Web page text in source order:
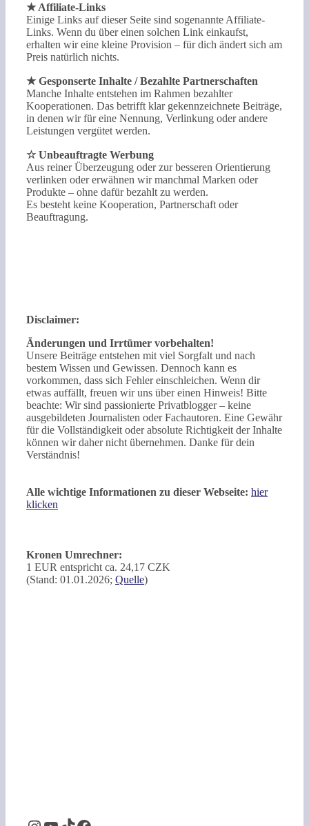
★ Affiliate-Links
Einige Links auf dieser Seite sind sogenannte Affiliate-
Links. Wenn du über einen solchen Link einkaufst,
erhalten wir eine kleine Provision – für dich ändert sich am
Preis natürlich nichts.
★ Gesponserte Inhalte / Bezahlte Partnerschaften
Manche Inhalte entstehen im Rahmen bezahlter
Kooperationen. Das betrifft klar gekennzeichnete Beiträge,
in denen wir für eine Nennung, Verlinkung oder andere
Leistungen vergütet werden.
☆ Unbeauftragte Werbung
Aus reiner Überzeugung oder zur besseren Orientierung
verlinken oder erwähnen wir manchmal Marken oder
Produkte – ohne dafür bezahlt zu werden.
Es besteht keine Kooperation, Partnerschaft oder
Beauftragung.
Disclaimer:
Änderungen und Irrtümer vorbehalten!
Unsere Beiträge entstehen mit viel Sorgfalt und nach
bestem Wissen und Gewissen. Dennoch kann es
vorkommen, dass sich Fehler einschleichen. Wenn dir
etwas auffällt, freuen wir uns über einen Hinweis! Bitte
beachte: Wir sind passionierte Privatblogger – keine
ausgebildeten Journalisten oder Fachautoren. Eine Gewähr
für die Vollständigkeit oder absolute Richtigkeit der Inhalte
können wir daher nicht übernehmen. Danke für dein
Verständnis!
Alle wichtige Informationen zu dieser Webseite: hier
klicken
Kronen Umrechner:
1 EUR entspricht ca. 24,17 CZK
(Stand: 01.01.2026; Quelle)